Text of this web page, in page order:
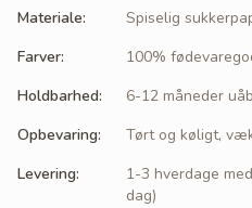
Materiale:
Spiselig
Farver:
100%
Holdbarhed:
6-12 måneder
Opbevaring:
Tørt og køligt,
Levering:
1-3 hverdage
dag)